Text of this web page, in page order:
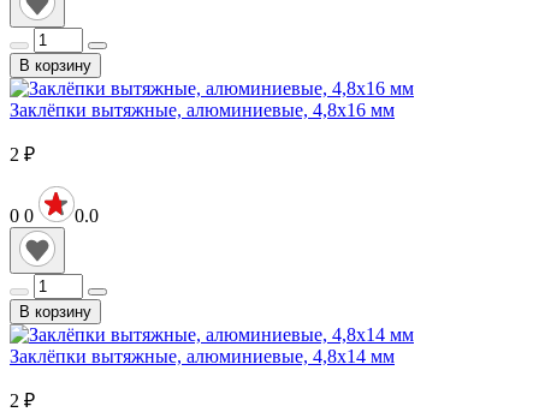
В корзину
Заклёпки вытяжные, алюминиевые, 4,8х16 мм
2 ₽
0 0 0.0
В корзину
Заклёпки вытяжные, алюминиевые, 4,8х14 мм
2 ₽